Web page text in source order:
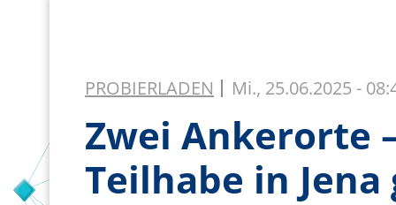
Wirtschaft und
Digitale Verwaltung
Bürgerbeteiligung
Hackathon
PROBIERLADEN Mi., 25.06.2025 -
Zwei Ankerorte
Teilhabe in